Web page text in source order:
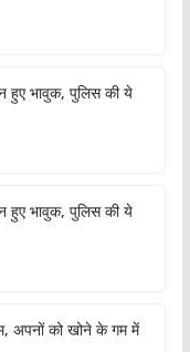
हुए भावुक, पुलिस की ये
हुए भावुक, पुलिस की ये
अपनों को खोने के गम में